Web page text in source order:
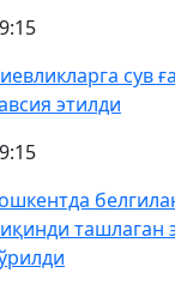
сув
этилди
ташлаган